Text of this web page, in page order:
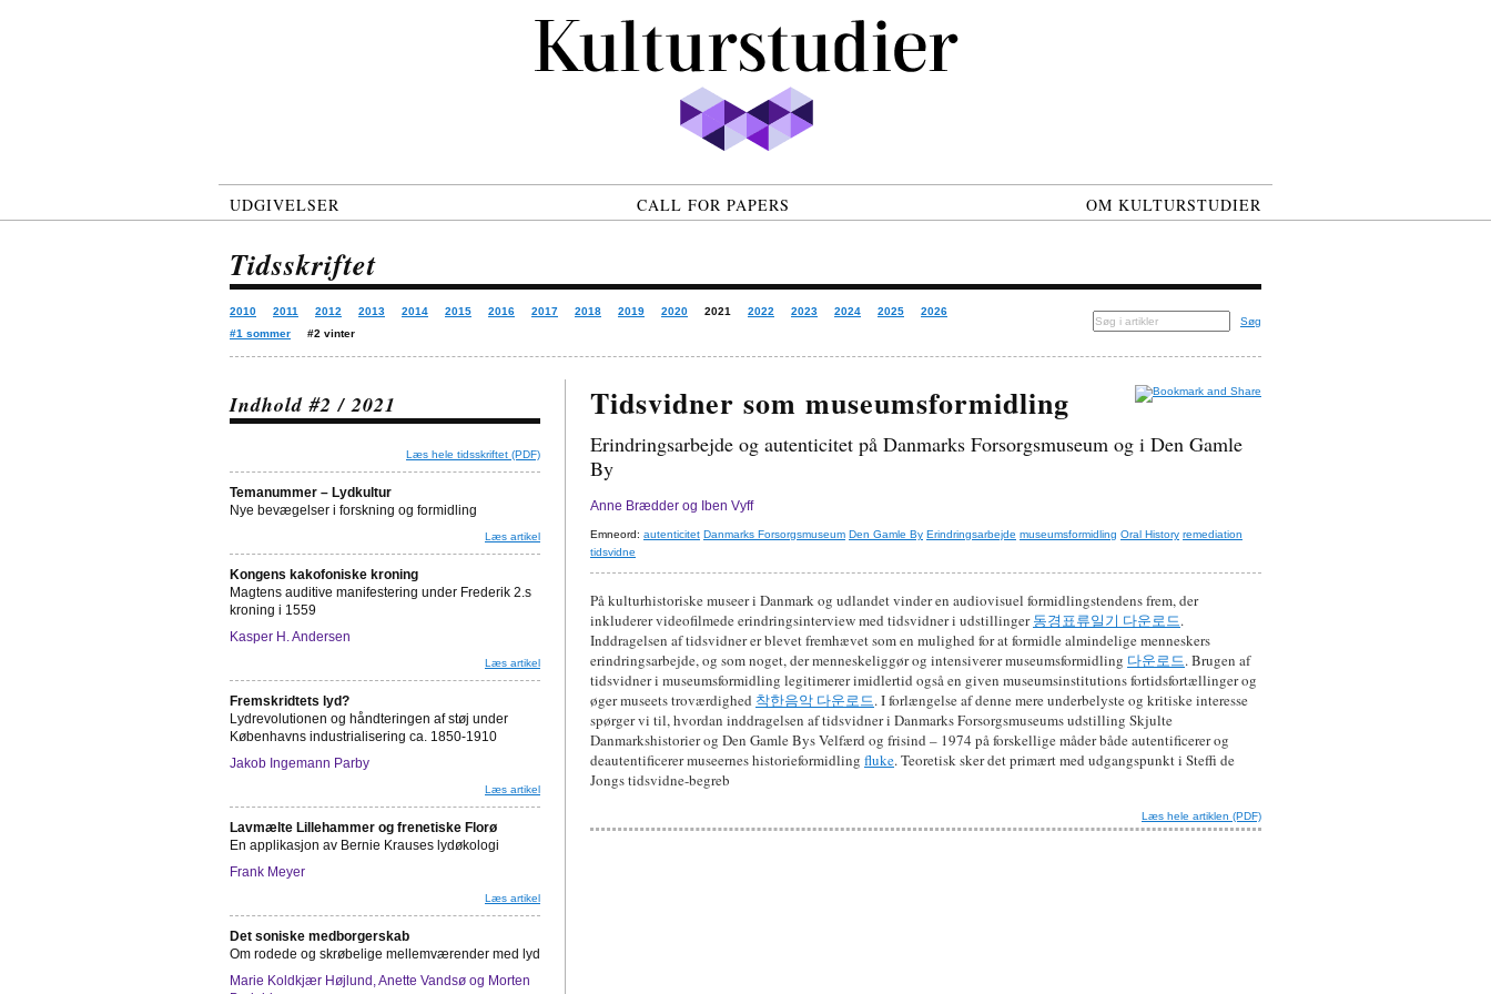
UDGIVELSER CALL FOR PAPERS OM KULTURSTUDIER
Tidsskriftet
2010 2011 2012 2013 2014 2015 2016 2017 2018 2019 2020 2021 2022 2023 2024 2025
2026
#1 sommer
#2 vinter
Søg
Indhold #2 / 2021
Læs hele tidsskriftet (PDF)
Temanummer – Lydkultur
Nye bevægelser i forskning og formidling
Læs artikel
Kongens kakofoniske kroning
Magtens auditive manifestering under Frederik 2.s
kroning i 1559
Kasper H. Andersen
Læs artikel
Fremskridtets lyd?
Lydrevolutionen og håndteringen af støj under
Københavns industrialisering ca. 1850-1910
Jakob Ingemann Parby
Læs artikel
Lavmælte Lillehammer og frenetiske Florø
En applikasjon av Bernie Krauses lydøkologi
Frank Meyer
Læs artikel
Det soniske medborgerskab
Om rodede og skrøbelige mellemværender med lyd
Marie Koldkjær Højlund, Anette Vandsø og Morten
Tidsvidner som museumsformidling
Erindringsarbejde og autenticitet på Danmarks Forsorgsmuseum og i Den Gamle
By
Anne Brædder og Iben Vyff
Emneord: autenticitet Danmarks Forsorgsmuseum Den Gamle By Erindringsarbejde museumsformidling Oral History remediation
tidsvidne
På kulturhistoriske museer i Danmark og udlandet vinder en audiovisuel formidlingstendens frem, der
inkluderer videofilmede erindringsinterview med tidsvidner i udstillinger동경표류일기 다운로드.
Inddragelsen af tidsvidner er blevet fremhævet som en mulighed for at formidle almindelige menneskers
erindringsarbejde, og som noget, der menneskeliggør og intensiverer museumsformidling 다운로드. Brugen af
tidsvidner i museumsformidling legitimerer imidlertid også en given museumsinstitutions fortidsfortællinger og
øger museets troværdighed 착한음악 다운로드. I forlængelse af denne mere underbelyste og kritiske interesse
spørger vi til, hvordan inddragelsen af tidsvidner i Danmarks Forsorgsmuseums udstilling Skjulte
Danmarkshistorier og Den Gamle Bys Velfærd og frisind – 1974 på forskellige måder både autentificerer og
deautentificerer museernes historieformidling fluke. Teoretisk sker det primært med udgangspunkt i Steffi de
Jongs tidsvidne-begreb
Læs hele artiklen (PDF)